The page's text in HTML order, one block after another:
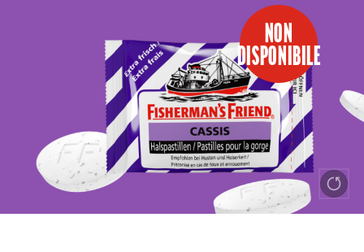
NON
DISPONIBILE